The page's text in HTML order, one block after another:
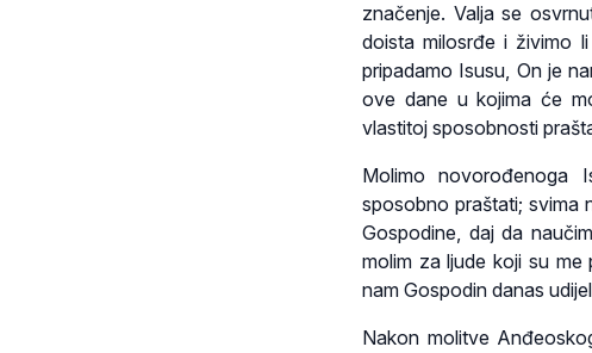
značenje. Valja se
doista milosrđe i živimo
pripadamo Isusu, On je
ove dane u kojima će
vlastitoj sposobnosti
Molimo
sposobno praštati; svima
Gospodine, daj da
molim za ljude koji su me
nam Gospodin danas
Nakon molitve